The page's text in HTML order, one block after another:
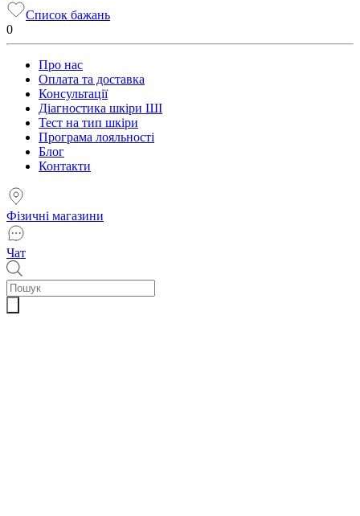
Список бажань
0
Про нас
Оплата та доставка
Консультації
Діагностика шкіри ШІ
Тест на тип шкіри
Програма лояльності
Блог
Контакти
Фізичні магазини
Чат
Пошук
товарів